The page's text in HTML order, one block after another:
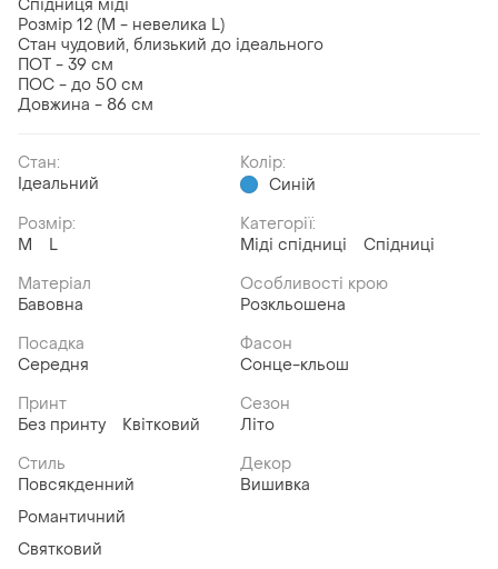
Спідниця міді
Розмір 12 (М - невелика L)
Стан чудовий, близький до ідеального
ПОТ - 39 см
ПОС - до 50 см
Довжина - 86 см
Стан:
Ідеальний
Колір:
Синій
Розмір:
M
L
Категорії:
Міді спідниці
Спідниці
Матеріал
Бавовна
Особливості крою
Розкльошена
Посадка
Середня
Фасон
Сонце-кльош
Принт
Без принту
Квітковий
Сезон
Літо
Стиль
Повсякденний
Романтичний
Святковий
Декор
Вишивка